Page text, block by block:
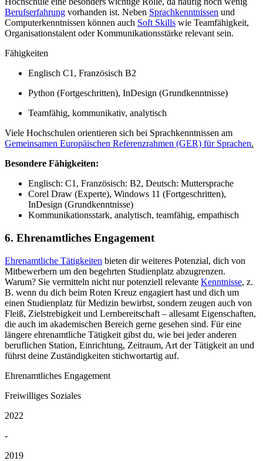
Berufserfahrung vorhanden ist. Neben Sprachkenntnissen und
Computerkenntnissen können auch Soft Skills wie Teamfähigkeit,
Organisationstalent oder Kommunikationsstärke relevant sein.
Fähigkeiten
Englisch C1, Französisch B2
Python (Fortgeschritten), InDesign (Grundkenntnisse)
Teamfähig, kommunikativ, analytisch
Viele Hochschulen orientieren sich bei Sprachkenntnissen am
Gemeinsamen Europäischen Referenzrahmen (GER) für Sprachen.
Besondere Fähigkeiten:
Englisch: C1, Französisch: B2, Deutsch: Muttersprache
Corel Draw (Experte), Windows 11 (Fortgeschritten),
InDesign (Grundkenntnisse)
Kommunikationsstark, analytisch, teamfähig, empathisch
6. Ehrenamtliches Engagement
Ehrenamtliche Tätigkeiten bieten dir weiteres Potenzial, dich von
Mitbewerbern um den begehrten Studienplatz abzugrenzen.
Warum? Sie vermitteln nicht nur potenziell relevante Kenntnisse, z.
B. wenn du dich beim Roten Kreuz engagiert hast und dich um
einen Studienplatz für Medizin bewirbst, sondern zeugen auch von
Fleiß, Zielstrebigkeit und Lernbereitschaft – allesamt Eigenschaften,
die auch im akademischen Bereich gerne gesehen sind. Für eine
längere ehrenamtliche Tätigkeit gibst du, wie bei jeder anderen
beruflichen Station, Einrichtung, Zeitraum, Art der Tätigkeit an und
führst deine Zuständigkeiten stichwortartig auf.
Ehrenamtliches Engagement
Freiwilliges Soziales
2022
-
2019